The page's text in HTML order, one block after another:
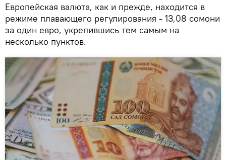
Европейская валюта, как и прежде, находится в
режиме плавающего регулирования - 13,08 сомони
за один евро, укрепившись тем самым на
несколько пунктов.